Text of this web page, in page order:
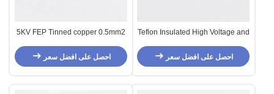
Teflon Insulated High Voltage and
Cable 3x18AWG Transparent
braiding shield cable
احصل على افضل سعر
5KV FEP Tinned copper 0.5mm2
احصل على افضل سعر